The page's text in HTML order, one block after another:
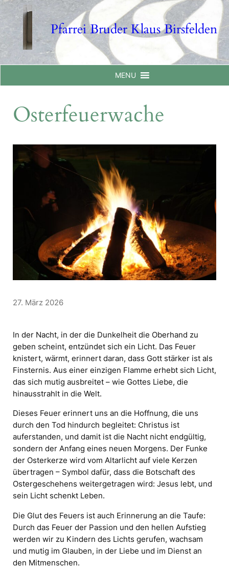
Skip
to
content
Pfarrei Bruder Klaus Birsfelden
MENU
Osterfeuerwache
27. März 2026
In der Nacht, in der die Dunkelheit die Oberhand zu
geben scheint, entzündet sich ein Licht. Das Feuer
knistert, wärmt, erinnert daran, dass Gott stärker ist als
Finsternis. Aus einer einzigen Flamme erhebt sich Licht,
das sich mutig ausbreitet – wie Gottes Liebe, die
hinausstrahlt in die Welt.
Dieses Feuer erinnert uns an die Hoffnung, die uns
durch den Tod hindurch begleitet: Christus ist
auferstanden, und damit ist die Nacht nicht endgültig,
sondern der Anfang eines neuen Morgens. Der Funke
der Osterkerze wird vom Altarlicht auf viele Kerzen
übertragen – Symbol dafür, dass die Botschaft des
Ostergeschehens weitergetragen wird: Jesus lebt, und
sein Licht schenkt Leben.
Die Glut des Feuers ist auch Erinnerung an die Taufe:
Durch das Feuer der Passion und den hellen Aufstieg
werden wir zu Kindern des Lichts gerufen, wachsam
und mutig im Glauben, in der Liebe und im Dienst an
den Mitmenschen.